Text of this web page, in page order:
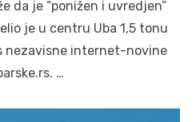
da je “ponižen i uvredjen”
je u centru Uba 1,5 tonu
nezavisne internet-novine
…